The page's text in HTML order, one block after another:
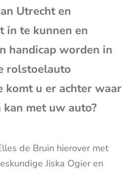
Utrecht en
in te kunnen en
handicap worden in
rolstoelauto
komt u er achter waar
met uw auto?
de Bruin hierover met
Jiska Ogier en